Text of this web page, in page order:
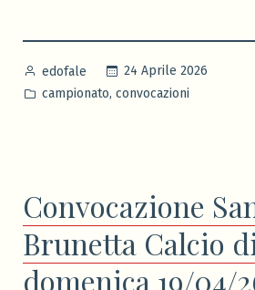
Pubblicato
da
edofale
24 Aprile 2026
Pubblicato
campionato, convocazioni
Convocazione
Brunetta Calcio
domenica 19/04/